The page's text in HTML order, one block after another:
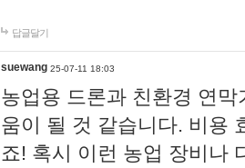
답글달기
suewang 25-07-11 18:03
농업용 드론과 친환경 연
움이 될 것 같습니다. 비용
죠! 혹시 이런 농업 장비나